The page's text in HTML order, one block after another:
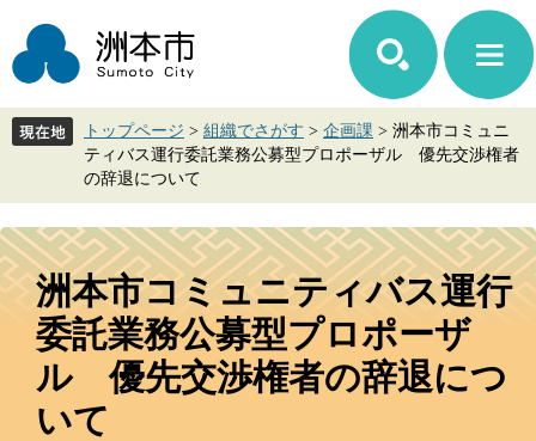
ジ
先
ュ
を
本
文
トップページ > 組織でさがす > 企画課 > 洲本市コミュニ
ティバス運行委託業務公募型プロポーザル 優先交渉権者
の辞退について
本
文
洲本市コミュニティバス運行
委託業務公募型プロポーザ
ル 優先交渉権者の辞退につ
いて